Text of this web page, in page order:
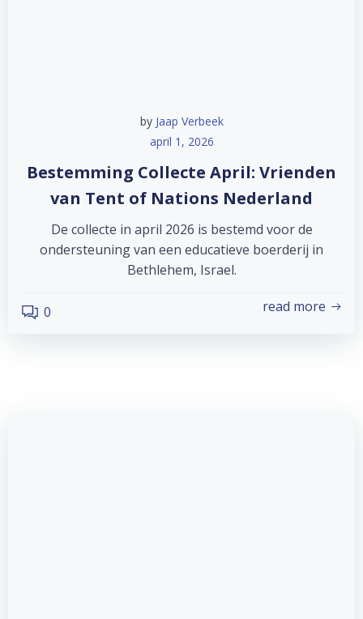
by Jaap Verbeek
april 1, 2026
Bestemming Collecte April: Vrienden
van Tent of Nations Nederland
De collecte in april 2026 is bestemd voor de
ondersteuning van een educatieve boerderij in
Bethlehem, Israel.
0 read more